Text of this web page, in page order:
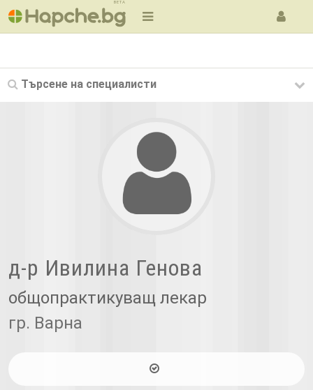
BETA
Търсене на специалисти
д-р Ивилина Генова
общопрактикуващ лекар
гр. Варна